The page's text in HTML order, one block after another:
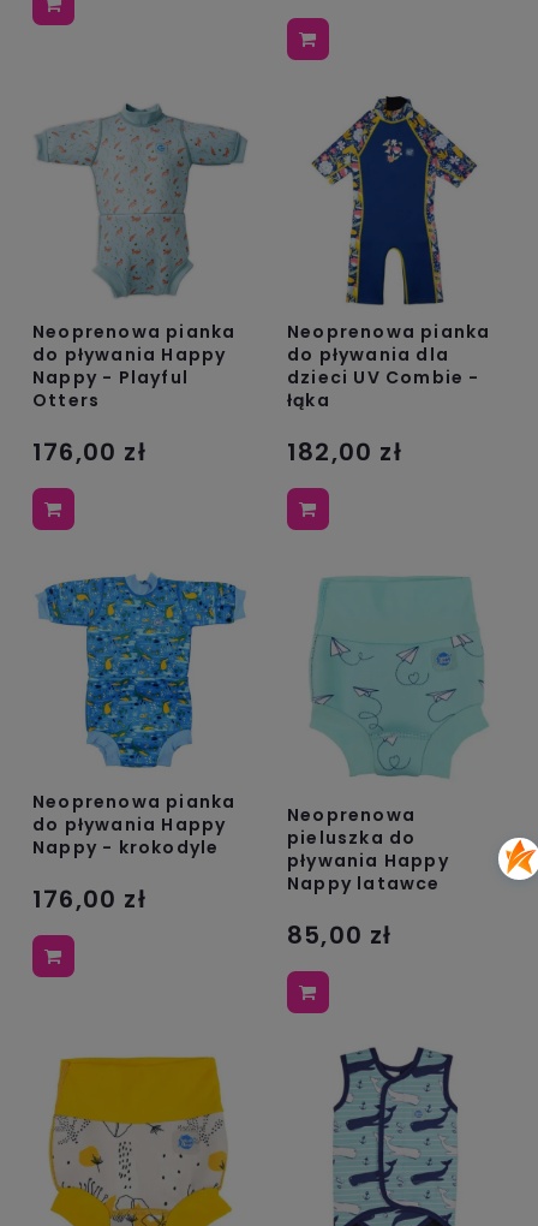
Neoprenowa pianka
do pływania Happy
Nappy - Playful
Otters
176,00 zł
Neoprenowa pianka
do pływania dla
dzieci UV Combie -
łąka
182,00 zł
Neoprenowa pianka
do pływania Happy
Nappy - krokodyle
176,00 zł
Neoprenowa
pieluszka do
pływania Happy
Nappy latawce
85,00 zł